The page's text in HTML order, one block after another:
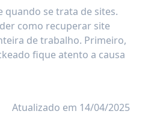
quando se trata de sites.
como recuperar site
de trabalho. Primeiro,
fique atento a causa
Atualizado em 14/04/2025